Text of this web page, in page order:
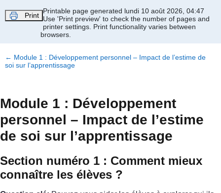
Print
Printable page generated lundi 10 août 2026, 04:47
Use 'Print preview' to check the number of pages and
printer settings. Print functionality varies between
browsers.
← Module 1 : Développement personnel – Impact de l’estime de
soi sur l’apprentissage
Module 1 : Développement
personnel – Impact de l’estime
de soi sur l’apprentissage
Section numéro 1 : Comment mieux
connaître les élèves ?